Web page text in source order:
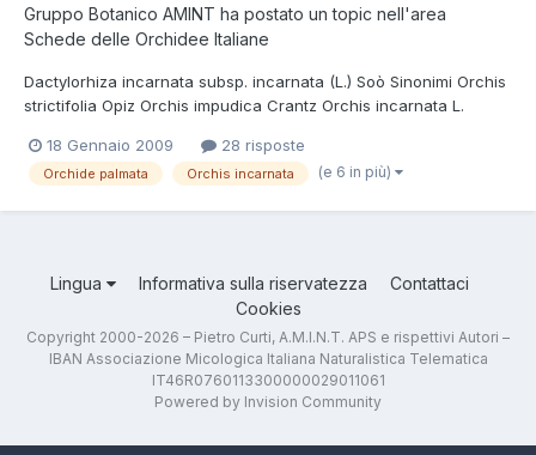
Gruppo Botanico AMINT ha postato un topic nell'area
Schede delle Orchidee Italiane
Dactylorhiza incarnata subsp. incarnata (L.) Soò Sinonimi Orchis
strictifolia Opiz Orchis impudica Crantz Orchis incarnata L.
Dactylorchza gemmana (Pugsley) Aver. Tassonomia Regno:
Plantae Divisione: Magnoliophyta Classe: Liliopsida Ordine:...
18 Gennaio 2009 28 risposte
Orchide palmata Orchis incarnata (e 6 in più)
Lingua Informativa sulla riservatezza
Contattaci
Cookies
Copyright 2000-2026 – Pietro Curti, A.M.I.N.T. APS e rispettivi Autori –
IBAN Associazione Micologica Italiana Naturalistica Telematica
IT46R0760113300000029011061
Powered by Invision Community